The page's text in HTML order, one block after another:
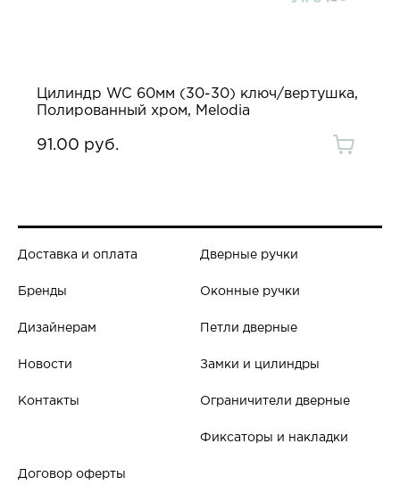
Цилиндр WC 60мм (30-30) ключ/вертушка,
Полированный хром, Melodia
91.00 руб.
Доставка и оплата
Бренды
Дизайнерам
Новости
Контакты
Дверные ручки
Оконные ручки
Петли дверные
Замки и цилиндры
Ограничители дверные
Фиксаторы и накладки
Договор оферты